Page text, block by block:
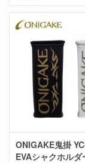
ONIGAKE鬼掛
EVAシャクホルダ